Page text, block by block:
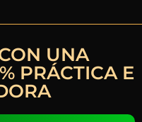
UNA
PRÁCTICA E